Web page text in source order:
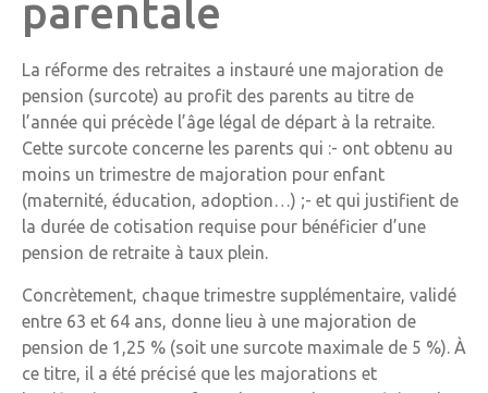
parentale
La réforme des retraites a instauré une majoration de
pension (surcote) au profit des parents au titre de
l’année qui précède l’âge légal de départ à la retraite.
Cette surcote concerne les parents qui :- ont obtenu au
moins un trimestre de majoration pour enfant
(maternité, éducation, adoption…) ;- et qui justifient de
la durée de cotisation requise pour bénéficier d’une
pension de retraite à taux plein.
Concrètement, chaque trimestre supplémentaire, validé
entre 63 et 64 ans, donne lieu à une majoration de
pension de 1,25 % (soit une surcote maximale de 5 %). À
ce titre, il a été précisé que les majorations et